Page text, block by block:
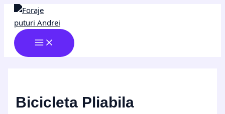
Skip
content
MENU
Bicicleta Pliabila
Post
navigation
Type
here..
Name*
Email*
Website